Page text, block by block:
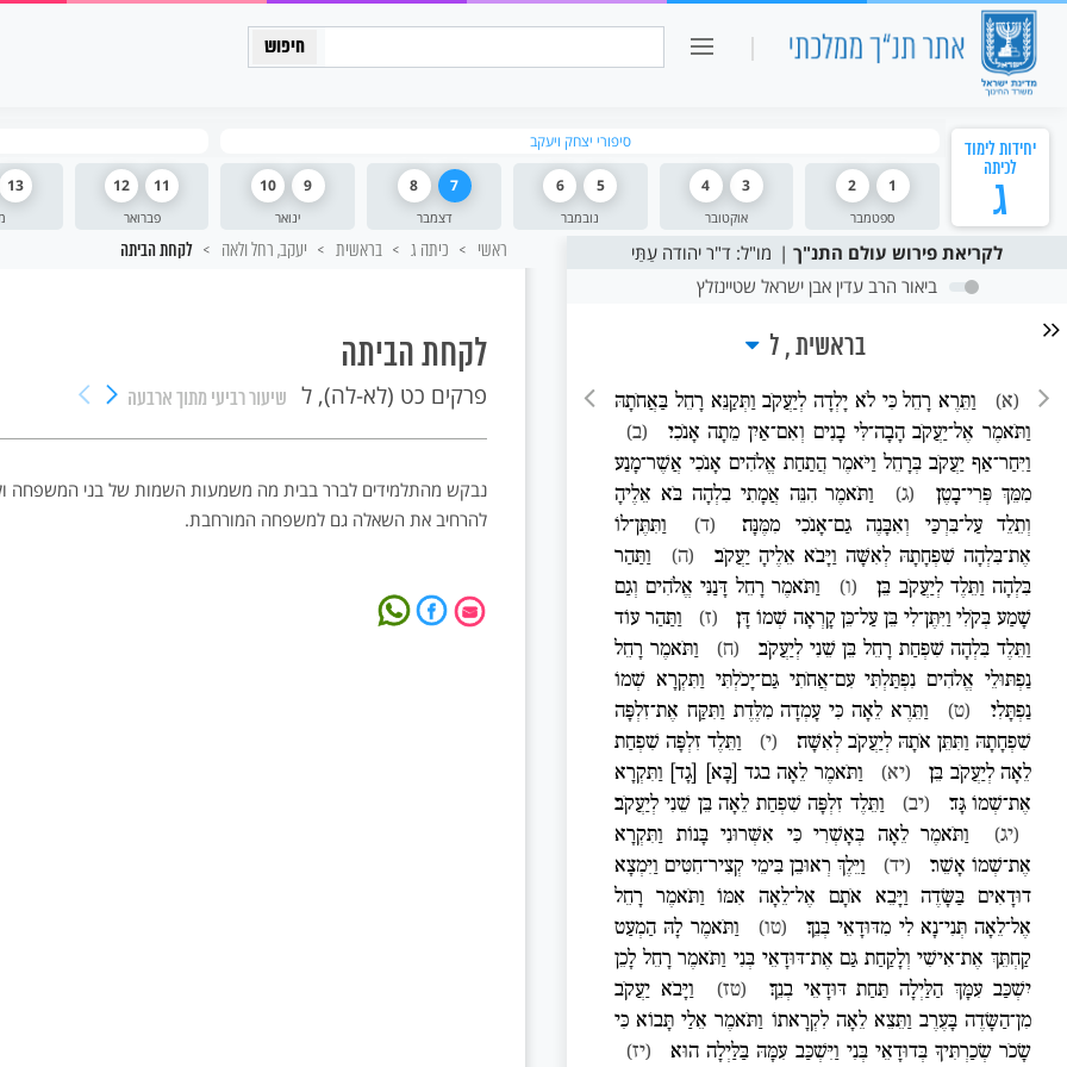
חיפוש:
כיתה ו כיתה יב
יחידות לימוד
לכיתה
ג
סיפורי יצחק ויעקב
ספטמבר
1
2
אוקטובר
3
4
נובמבר
5
6
דצמבר
7
8
ינואר
9
10
פברואר
11
12
13
לקריאת פירוש עולם התנ"ך
מו"ל: ד"ר יהודה עַתַּי
ביאור הרב עדין אבן ישראל שטיינזלץ
בראשית ל
(א)
וַתֵּרֶא רָחֵל כִּי לֹא יָלְדָה לְיַעֲקֹב וַתְּקַנֵּא רָחֵל בַּאֲחֹתָהּ
וַתֹּאמֶר אֶל־יַעֲקֹב הָבָה־לִּי בָנִים וְאִם־אַיִן מֵתָה אָנֹכִי׃
(ב)
וַיִּחַר־אַף יַעֲקֹב בְּרָחֵל וַיֹּאמֶר הֲתַחַת אֱלֹהִים אָנֹכִי אֲשֶׁר־מָנַע
מִמֵּךְ פְּרִי־בָטֶן׃
(ג)
וַתֹּאמֶר הִנֵּה אֲמָתִי בִלְהָה בֹּא אֵלֶיהָ
וְתֵלֵד עַל־בִּרְכַּי וְאִבָּנֶה גַם־אָנֹכִי מִמֶּנָּה׃
(ד)
וַתִּתֶּן־לוֹ
אֶת־בִּלְהָה שִׁפְחָתָהּ לְאִשָּׁה וַיָּבֹא אֵלֶיהָ יַעֲקֹב׃
(ה)
וַתַּהַר
בִּלְהָה וַתֵּלֶד לְיַעֲקֹב בֵּן׃
(ו)
וַתֹּאמֶר רָחֵל דָּנַנִּי אֱלֹהִים וְגַם
שָׁמַע בְּקֹלִי וַיִּתֶּן־לִי בֵּן עַל־כֵּן קָרְאָה שְׁמוֹ דָּן׃
(ז)
וַתַּהַר עוֹד
וַתֵּלֶד בִּלְהָה שִׁפְחַת רָחֵל בֵּן שֵׁנִי לְיַעֲקֹב׃
(ח)
וַתֹּאמֶר רָחֵל
נַפְתּוּלֵי אֱלֹהִים נִפְתַּלְתִּי עִם־אֲחֹתִי גַּם־יָכֹלְתִּי וַתִּקְרָא שְׁמוֹ
נַפְתָּלִי׃
(ט)
וַתֵּרֶא לֵאָה כִּי עָמְדָה מִלֶּדֶת וַתִּקַּח אֶת־זִלְפָּה
שִׁפְחָתָהּ וַתִּתֵּן אֹתָהּ לְיַעֲקֹב לְאִשָּׁה׃
(י)
וַתֵּלֶד זִלְפָּה שִׁפְחַת
לֵאָה לְיַעֲקֹב בֵּן׃
(יא)
וַתֹּאמֶר לֵאָה בגד [בָּא] [גָד] וַתִּקְרָא
אֶת־שְׁמוֹ גָּד׃
(יב)
וַתֵּלֶד זִלְפָּה שִׁפְחַת לֵאָה בֵּן שֵׁנִי לְיַעֲקֹב׃
(יג)
וַתֹּאמֶר לֵאָה בְּאָשְׁרִי כִּי אִשְּׁרוּנִי בָּנוֹת וַתִּקְרָא
אֶת־שְׁמוֹ אָשֵׁר׃
(יד)
וַיֵּלֶךְ רְאוּבֵן בִּימֵי קְצִיר־חִטִּים וַיִּמְצָא
דוּדָאִים בַּשָּׂדֶה וַיָּבֵא אֹתָם אֶל־לֵאָה אִמּוֹ וַתֹּאמֶר רָחֵל
אֶל־לֵאָה תְּנִי־נָא לִי מִדּוּדָאֵי בְּנֵךְ׃
(טו)
וַתֹּאמֶר לָהּ הַמְעַט
קַחְתֵּךְ אֶת־אִישִׁי וְלָקַחַת גַּם אֶת־דּוּדָאֵי בְּנִי וַתֹּאמֶר רָחֵל לָכֵן
יִשְׁכַּב עִמָּךְ הַלַּיְלָה תַּחַת דּוּדָאֵי בְנֵךְ׃
(טז)
וַיָּבֹא יַעֲקֹב
מִן־הַשָּׂדֶה בָּעֶרֶב וַתֵּצֵא לֵאָה לִקְרָאתוֹ וַתֹּאמֶר אֵלַי תָּבוֹא כִּי
שָׂכֹר שְׂכַרְתִּיךָ בְּדוּדָאֵי בְּנִי וַיִּשְׁכַּב עִמָּהּ בַּלַּיְלָה הוּא׃
(יז)
ראשי כיתה ג בראשית יעקב, רחל ולאה לקחת הביתה
לקחת הביתה
פרקים כט (לא-לה), ל שיעור רביעי מתוך ארבעה
נבקש מהתלמידים לברר בבית מה משמעות השמות של בני המשפחה
להרחיב את השאלה גם למשפחה המורחבת.